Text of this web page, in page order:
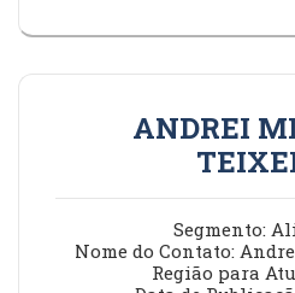
ANDREI
Segmento:
Nome do Contato:
Região para